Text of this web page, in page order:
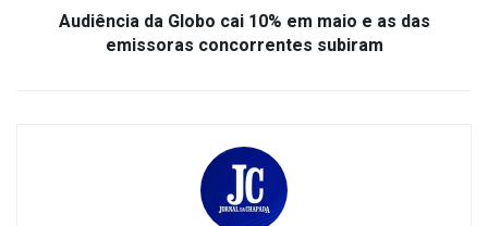
Audiência da Globo cai 10% em maio e as das
emissoras concorrentes subiram